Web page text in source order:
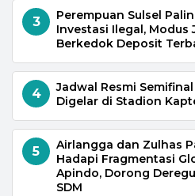
3
Perempuan Sulsel
Investasi Ilegal, Modus
Berkedok Deposit
4
Jadwal Resmi
Digelar di Stadion
5
Airlangga dan Zulhas
Hadapi Fragmentasi
Apindo, Dorong
SDM